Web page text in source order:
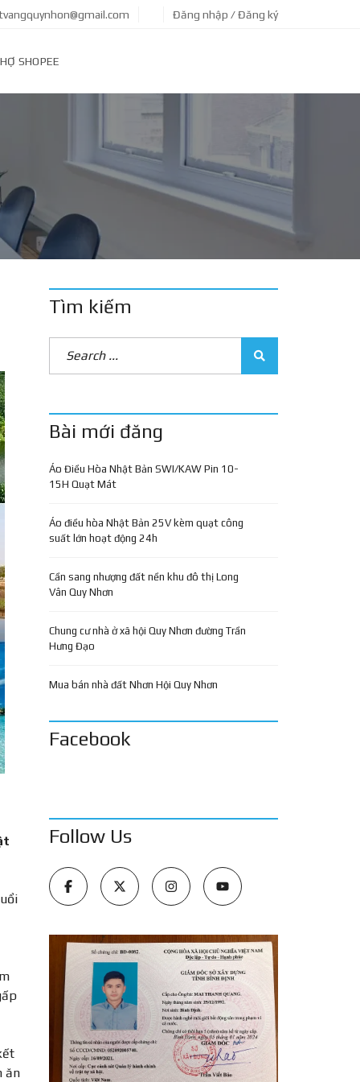
Đăng nhập / Đăng ký
SHOPEE
ăn
Tìm kiếm
Bài mới đăng
Áo Điều Hòa Nhật Bản SWI/KAW Pin 10-
15H Quạt Mát
Áo điều hòa Nhật Bản 25V kèm quạt công
suất lớn hoạt động 24h
Cần sang nhượng đất nền khu đô thị Long
Vân Quy Nhơn
Chung cư nhà ở xã hội Quy Nhơn đường Trần
Hưng Đạo
Mua bán nhà đất Nhơn Hội Quy Nhơn
Facebook
Follow Us